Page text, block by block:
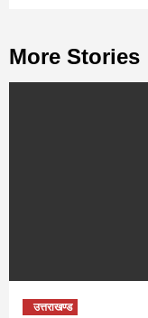
More Stories
उत्तराखण्ड